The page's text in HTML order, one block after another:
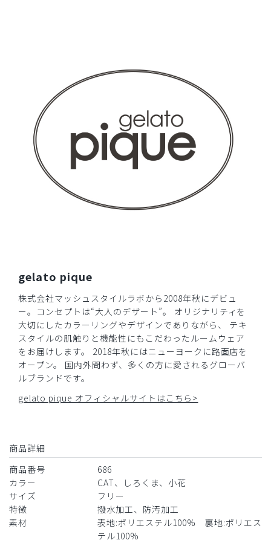
しいて言うなら…
もう少し硬い素材のものだと
ポケットから出して、ロッカー
等にしまう際にふにゃふにゃ
しないで持ちやすくしまいやすい
と感じました。
商品：686ジェラート ピケ&クラシコ:スリムペンケー
ス/しろくま/フリー
gelato pique
株式会社マッシュスタイルラボから2008年秋にデビュ
ー。コンセプトは“大人のデザート”。 オリジナリティを
大切にしたカラーリングやデザインでありながら、 テキ
スタイルの肌触りと機能性にもこだわったルームウェア
をお届けします。 2018年秋にはニューヨークに路面店を
オープン。 国内外問わず、多くの方に愛されるグローバ
ルブランドです。
gelato pique オフィシャルサイトはこちら>
商品詳細
商品番号
686
カラー
CAT、しろくま、小花
サイズ
フリー
特徴
撥水加工、防汚加工
素材
表地:ポリエステル100% 裏地:ポリエス
テル100%